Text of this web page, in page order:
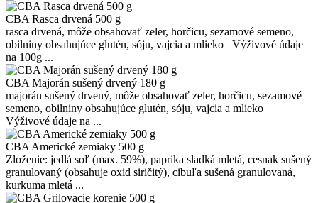
CBA Rasca drvená 500 g
rasca drvená, môže obsahovať zeler, horčicu, sezamové semeno,
obilniny obsahujúce glutén, sóju, vajcia a mlieko Výživové údaje
na 100g ...
CBA Majorán sušený drvený 180 g
majorán sušený drvený, môže obsahovať zeler, horčicu, sezamové
semeno, obilniny obsahujúce glutén, sóju, vajcia a mlieko
Výživové údaje na ...
CBA Americké zemiaky 500 g
Zloženie: jedlá soľ (max. 59%), paprika sladká mletá, cesnak sušený
granulovaný (obsahuje oxid siričitý), cibuľa sušená granulovaná,
kurkuma mletá ...